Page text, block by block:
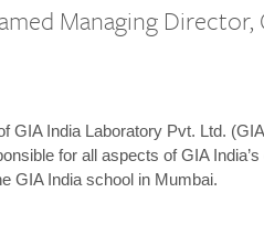
Managing Director,
GIA India Laboratory Pvt. Ltd.
for all aspects of GIA
GIA India school in Mumbai.